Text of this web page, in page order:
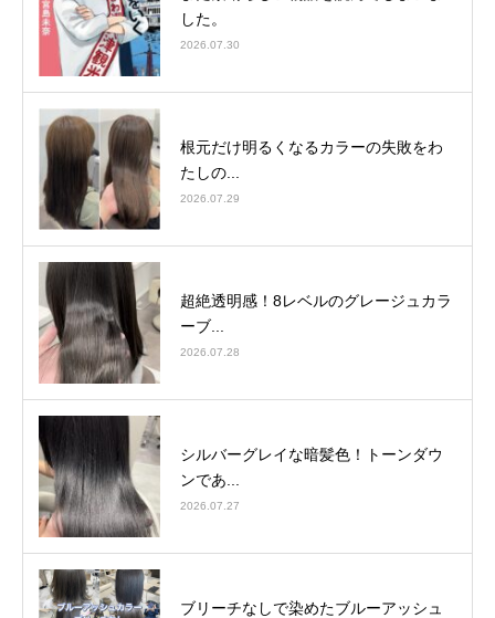
した。
2026.07.30
根元だけ明るくなるカラーの失敗をわ
たしの...
2026.07.29
超絶透明感！8レベルのグレージュカラ
ーブ...
2026.07.28
シルバーグレイな暗髪色！トーンダウ
ンであ...
2026.07.27
ブリーチなしで染めたブルーアッシュ